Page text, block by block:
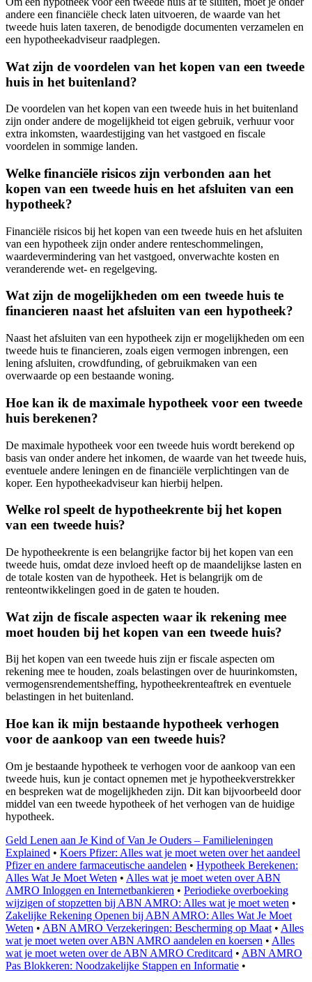
andere een financiële check laten uitvoeren, de waarde van het
tweede huis laten taxeren, de benodigde documenten verzamelen en
een hypotheekadviseur raadplegen.
Wat zijn de voordelen van het kopen van een tweede
huis in het buitenland?
De voordelen van het kopen van een tweede huis in het buitenland
zijn onder andere de mogelijkheid tot eigen gebruik, verhuur voor
extra inkomsten, waardestijging van het vastgoed en fiscale
voordelen in sommige landen.
Welke financiële risicos zijn verbonden aan het
kopen van een tweede huis en het afsluiten van een
hypotheek?
Financiële risicos bij het kopen van een tweede huis en het afsluiten
van een hypotheek zijn onder andere renteschommelingen,
waardevermindering van het vastgoed, onverwachte kosten en
veranderende wet- en regelgeving.
Wat zijn de mogelijkheden om een tweede huis te
financieren naast het afsluiten van een hypotheek?
Naast het afsluiten van een hypotheek zijn er mogelijkheden om een
tweede huis te financieren, zoals eigen vermogen inbrengen, een
lening afsluiten, crowdfunding, of gebruikmaken van een
overwaarde op een bestaande woning.
Hoe kan ik de maximale hypotheek voor een tweede
huis berekenen?
De maximale hypotheek voor een tweede huis wordt berekend op
basis van onder andere het inkomen, de waarde van het tweede huis,
eventuele andere leningen en de financiële verplichtingen van de
koper. Een hypotheekadviseur kan hierbij helpen.
Welke rol speelt de hypotheekrente bij het kopen
van een tweede huis?
De hypotheekrente is een belangrijke factor bij het kopen van een
tweede huis, omdat deze invloed heeft op de maandelijkse lasten en
de totale kosten van de hypotheek. Het is belangrijk om de
renteontwikkelingen goed in de gaten te houden.
Wat zijn de fiscale aspecten waar ik rekening mee
moet houden bij het kopen van een tweede huis?
Bij het kopen van een tweede huis zijn er fiscale aspecten om
rekening mee te houden, zoals belastingen over de huurinkomsten,
vermogensrendementsheffing, hypotheekrenteaftrek en eventuele
belastingen in het buitenland.
Hoe kan ik mijn bestaande hypotheek verhogen
voor de aankoop van een tweede huis?
Om je bestaande hypotheek te verhogen voor de aankoop van een
tweede huis, kun je contact opnemen met je hypotheekverstrekker
en bespreken wat de mogelijkheden zijn. Dit kan bijvoorbeeld door
middel van een tweede hypotheek of het verhogen van de huidige
hypotheek.
Geld Lenen aan Je Kind of Van Je Ouders – Familieleningen
Explained • Koers Pfizer: Alles wat je moet weten over het aandeel
Pfizer en andere farmaceutische aandelen • Hypotheek Berekenen:
Alles Wat Je Moet Weten • Alles wat je moet weten over ABN
AMRO Inloggen en Internetbankieren • Periodieke overboeking
wijzigen of stopzetten bij ABN AMRO: Alles wat je moet weten •
Zakelijke Rekening Openen bij ABN AMRO: Alles Wat Je Moet
Weten • ABN AMRO Verzekeringen: Bescherming op Maat • Alles
wat je moet weten over ABN AMRO aandelen en koersen • Alles
wat je moet weten over de ABN AMRO Creditcard • ABN AMRO
Pas Blokkeren: Noodzakelijke Stappen en Informatie •